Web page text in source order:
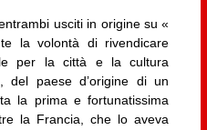
usciti in origine su «
la volontà di rivendicare
per la città e la cultura
del paese d’origine di un
la prima e fortunatissima
la Francia, che lo aveva